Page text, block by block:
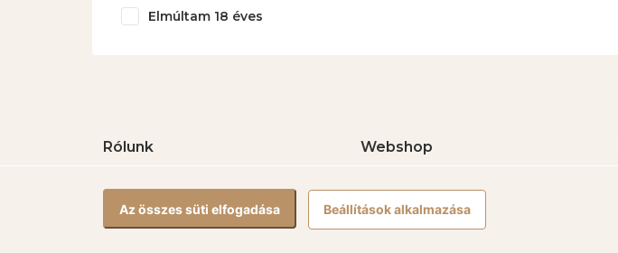
Elmúltam 18 éves
Rólunk Webshop
Vörösborok
Rozéborok
Az összes süti elfogadása Beállítások alkalmazása